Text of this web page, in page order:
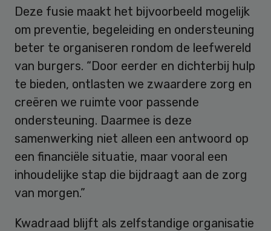
Deze fusie maakt het bijvoorbeeld mogelijk
om preventie, begeleiding en ondersteuning
beter te organiseren rondom de leefwereld
van burgers. “Door eerder en dichterbij hulp
te bieden, ontlasten we zwaardere zorg en
creëren we ruimte voor passende
ondersteuning. Daarmee is deze
samenwerking niet alleen een antwoord op
een financiële situatie, maar vooral een
inhoudelijke stap die bijdraagt aan de zorg
van morgen.”
Kwadraad blijft als zelfstandige organisatie